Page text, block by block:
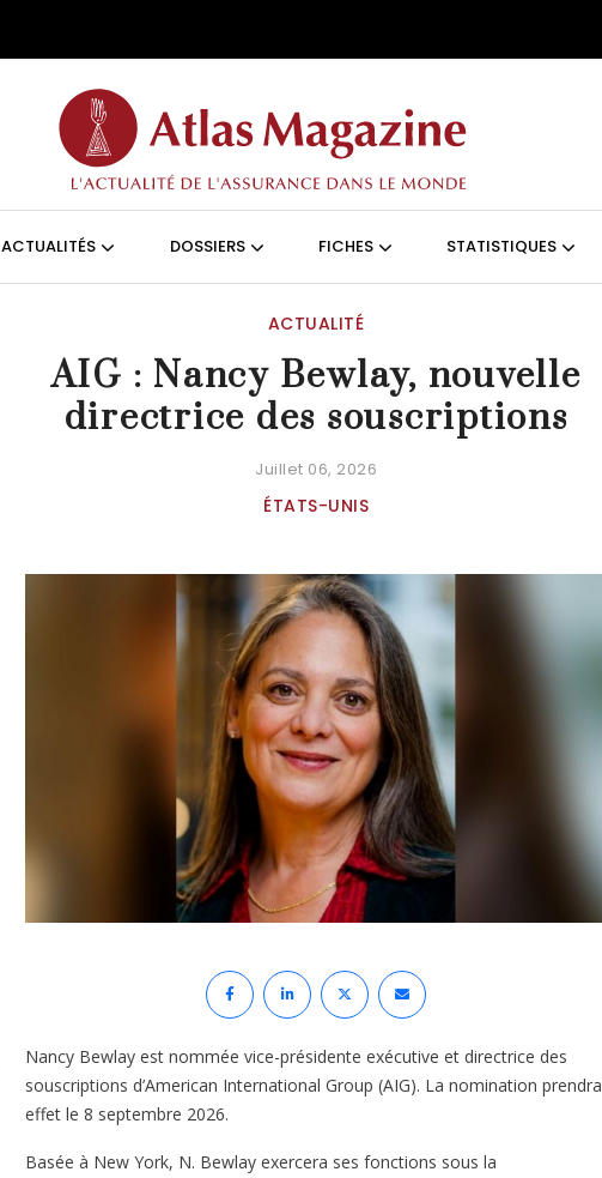
ACTUALITÉS DOSSIERS FICHES STATISTIQUES
ACTUALITÉ
AIG : Nancy Bewlay, nouvelle
directrice des souscriptions
Juillet 06, 2026
ÉTATS-UNIS
Nancy Bewlay est nommée vice-présidente exécutive et directrice des
souscriptions d’American International Group (AIG). La nomination prendra
effet le 8 septembre 2026.
Basée à New York, N. Bewlay exercera ses fonctions sous la